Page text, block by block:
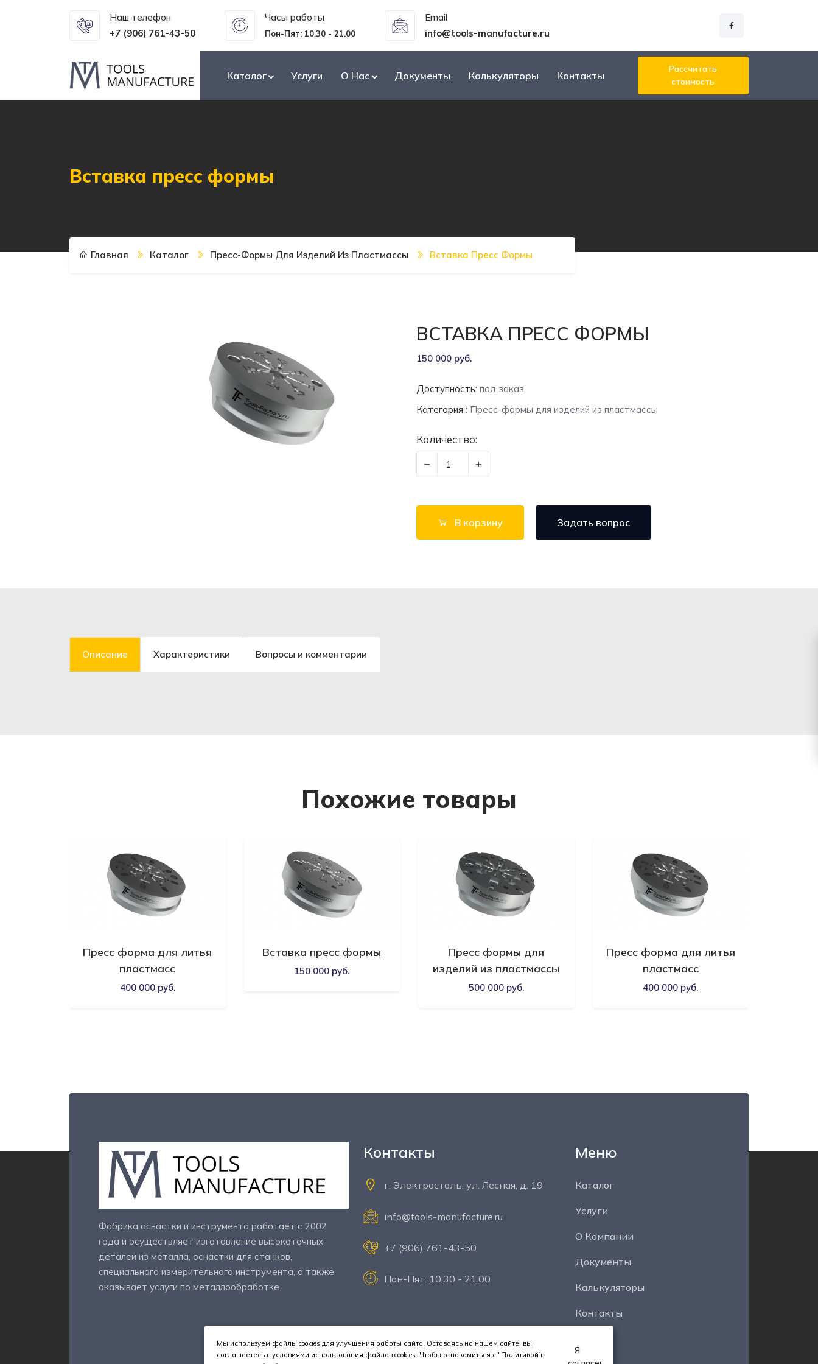
Наш телефон
+7 (906) 761-43-50
Часы работы
Пон-Пят: 10.30 - 21.00
Email
info@tools-manufacture.ru
Каталог Услуги О Нас Документы Калькуляторы Контакты
Рассчитать
стоимость
Вставка пресс формы
Главная Каталог Пресс-Формы Для Изделий Из Пластмассы Вставка Пресс Формы
ВСТАВКА ПРЕСС ФОРМЫ
150 000 руб.
Доступность: под заказ
Категория : Пресс-формы для изделий из пластмассы
Количество:
В корзину Задать вопрос
Описание Характеристики Вопросы и комментарии
Похожие товары
Пресс форма для литья
пластмасс
400 000 руб.
Вставка пресс формы
150 000 руб.
Пресс формы для
изделий из пластмассы
500 000 руб.
Пресс форма для литья
пластмасс
400 000 руб.
Фабрика оснастки и инструмента работает с 2002
года и осуществляет изготовление высокоточных
деталей из металла, оснастки для станков,
специального измерительного инструмента, а также
оказывает услуги по металлообработке.
Контакты
г. Электросталь, ул. Лесная, д. 19
info@tools-manufacture.ru
+7 (906) 761-43-50
Пон-Пят: 10.30 - 21.00
Меню
Каталог
Услуги
О Компании
Документы
Калькуляторы
Контакты
Мы используем файлы cookies для улучшения работы сайта. Оставаясь на нашем сайте, вы
соглашаетесь с условиями использования файлов cookies. Чтобы ознакомиться с "Политикой в
Я